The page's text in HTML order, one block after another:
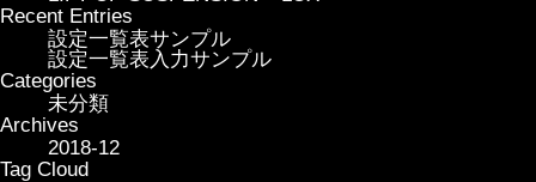
Recent Entries
設定一覧表サンプル
設定一覧表入力サンプル
Categories
未分類
Archives
2018-12
Tag Cloud